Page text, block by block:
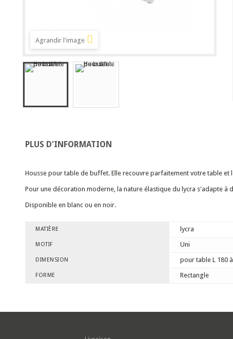
Agrandir l'image
PLUS D'INFORMATION
Housse pour table de buffet. Elle recouvre parfaitement votre table et
Pour une décoration moderne, la nature élastique du lycra s'adapte à
Disponible en blanc ou en noir.
MATIÈRE lycra
MOTIF Uni
DIMENSION pour table L 180
FORME Rectangle